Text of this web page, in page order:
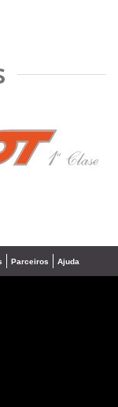
❯
Parceiros Ajuda